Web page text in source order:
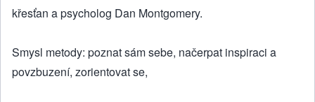
křesťan a psycholog Dan Montgomery.
Smysl metody: poznat sám sebe, načerpat inspiraci a
povzbuzení, zorientovat se,